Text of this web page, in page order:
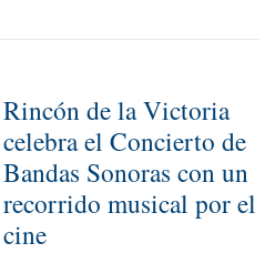
Rincón de la Victoria
celebra el Concierto de
Bandas Sonoras con un
recorrido musical por el
cine